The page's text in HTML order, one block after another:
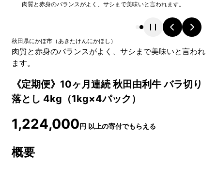
肉質と赤身のバランスがよく、サシまで美味いと言われます。
秋田県にかほ市 （あきたけんにかほし ）
肉質と赤身のバランスがよく、サシまで美味いと言われ
ます。
《定期便》10ヶ月連続 秋田由利牛 バラ切り
落とし 4kg（1kg×4パック）
1,224,000円 以上の寄付でもらえる
概要